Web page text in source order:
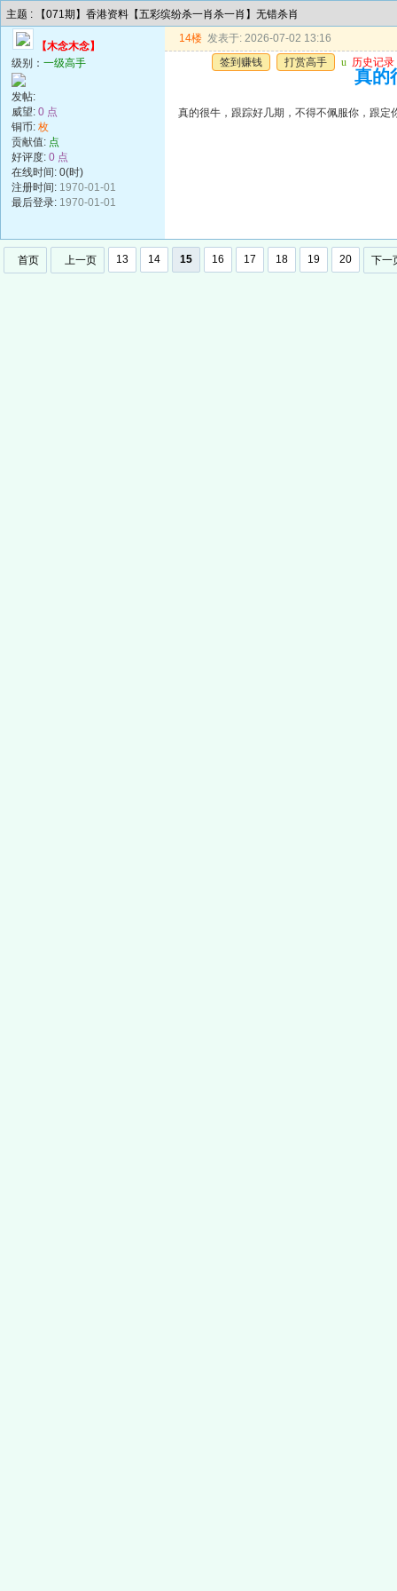
主题 : 【071期】香港资料【五彩缤纷杀一肖杀一肖】无错杀肖
【木念木念】
级别： 一级高手
发帖:
威望: 0 点
铜币: 枚
贡献值: 点
好评度: 0 点
在线时间: 0(时)
注册时间: 1970-01-01
最后登录: 1970-01-01
14楼 发表于: 2026-07-02 13:16
签到赚钱
打赏高手 u 历史记录
真的
真的很牛，跟踪好几期，不得不佩服你，跟定
首页 上一页 13 14 15 16 17 18 19 20 下一